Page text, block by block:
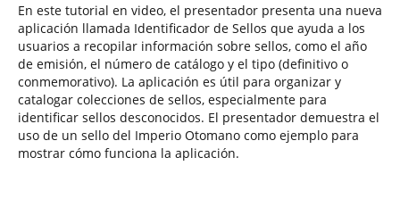
En este tutorial en video, el presentador presenta una nueva
aplicación llamada Identificador de Sellos que ayuda a los
usuarios a recopilar información sobre sellos, como el año
de emisión, el número de catálogo y el tipo (definitivo o
conmemorativo). La aplicación es útil para organizar y
catalogar colecciones de sellos, especialmente para
identificar sellos desconocidos. El presentador demuestra el
uso de un sello del Imperio Otomano como ejemplo para
mostrar cómo funciona la aplicación.